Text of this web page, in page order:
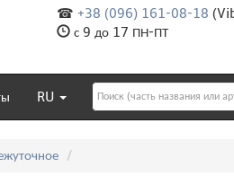
☎ +38 (096) 161-08-18
с 9 до 17 ПН-ПТ
RU